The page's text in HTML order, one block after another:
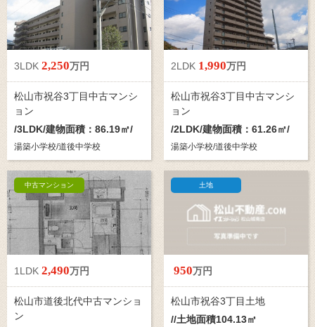
3LDK 2,250万円
松山市祝谷3丁目中古マンシ
ョン
/3LDK/建物面積：86.19㎡/
湯築小学校/道後中学校
2LDK 1,990万円
松山市祝谷3丁目中古マンシ
ョン
/2LDK/建物面積：61.26㎡/
湯築小学校/道後中学校
中古マンション
1LDK 2,490万円
松山市道後北代中古マンショ
ン
土地
950万円
松山市祝谷3丁目土地
//土地面積104.13㎡